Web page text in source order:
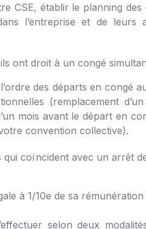
CSE, établir le planning des
l’entreprise et de leurs
ont droit à un congé
des départs en congé
(remplacement d’un
mois avant le départ en
convention collective).
qui coïncident avec un arrêt
à 1/10e de sa rémunération
selon deux